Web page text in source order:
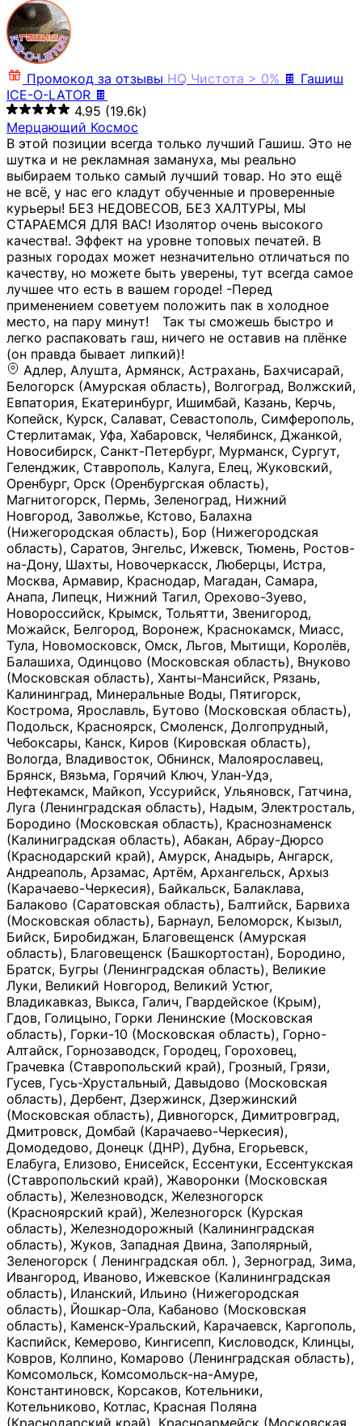
Промокод за отзывы HQ Чистота > 0% 🍫 Гашиш
ICE-O-LATOR 🍫
4.95 (19.6k)
Мерцающий Космос
В этой позиции всегда только лучший Гашиш. Это не
шутка и не рекламная замануха, мы реально
выбираем только самый лучший товар. Но это ещё
не всё, у нас его кладут обученные и проверенные
курьеры! БЕЗ НЕДОВЕСОВ, БЕЗ ХАЛТУРЫ, МЫ
СТАРАЕМСЯ ДЛЯ ВАС! Изолятор очень высокого
качества!. Эффект на уровне топовых печатей. В
разных городах может незначительно отличаться по
качеству, но можете быть уверены, тут всегда самое
лучшее что есть в вашем городе! -Перед
применением советуем положить пак в холодное
место, на пару минут!⠀ Так ты сможешь быстро и
легко распаковать гаш, ничего не оставив на плёнке
(он правда бывает липкий)!
Адлер, Алушта, Армянск, Астрахань, Бахчисарай,
Белогорск (Амурская область), Волгоград, Волжский,
Евпатория, Екатеринбург, Ишимбай, Казань, Керчь,
Копейск, Курск, Салават, Севастополь, Симферополь,
Стерлитамак, Уфа, Хабаровск, Челябинск, Джанкой,
Новосибирск, Санкт-Петербург, Мурманск, Сургут,
Геленджик, Ставрополь, Калуга, Елец, Жуковский,
Оренбург, Орск (Оренбургская область),
Магнитогорск, Пермь, Зеленоград, Нижний
Новгород, Заволжье, Кстово, Балахна
(Нижегородская область), Бор (Нижегородская
область), Саратов, Энгельс, Ижевск, Тюмень, Ростов-
на-Дону, Шахты, Новочеркасск, Люберцы, Истра,
Москва, Армавир, Краснодар, Магадан, Самара,
Анапа, Липецк, Нижний Тагил, Орехово-Зуево,
Новороссийск, Крымск, Тольятти, Звенигород,
Можайск, Белгород, Воронеж, Краснокамск, Миасс,
Тула, Новомосковск, Омск, Льгов, Мытищи, Королёв,
Балашиха, Одинцово (Московская область), Внуково
(Московская область), Ханты-Мансийск, Рязань,
Калининград, Минеральные Воды, Пятигорск,
Кострома, Ярославль, Бутово (Московская область),
Подольск, Красноярск, Смоленск, Долгопрудный,
Чебоксары, Канск, Киров (Кировская область),
Вологда, Владивосток, Обнинск, Малоярославец,
Брянск, Вязьма, Горячий Ключ, Улан-Удэ,
Нефтекамск, Майкоп, Уссурийск, Ульяновск, Гатчина,
Луга (Ленинградская область), Надым, Электросталь,
Бородино (Московская область), Краснознаменск
(Калиниградская область), Абакан, Абрау-Дюрсо
(Краснодарский край), Амурск, Анадырь, Ангарск,
Андреаполь, Арзамас, Артём, Архангельск, Архыз
(Карачаево-Черкесия), Байкальск, Балаклава,
Балаково (Саратовская область), Балтийск, Барвиха
(Московская область), Барнаул, Беломорск, Кызыл,
Бийск, Биробиджан, Благовещенск (Амурская
область), Благовещенск (Башкортостан), Бородино,
Братск, Бугры (Ленинградская область), Великие
Луки, Великий Новгород, Великий Устюг,
Владикавказ, Выкса, Галич, Гвардейское (Крым),
Гдов, Голицыно, Горки Ленинские (Московская
область), Горки-10 (Московская область), Горно-
Алтайск, Горнозаводск, Городец, Гороховец,
Грачевка (Ставропольский край), Грозный, Грязи,
Гусев, Гусь-Хрустальный, Давыдово (Московская
область), Дербент, Дзержинск, Дзержинский
(Московская область), Дивногорск, Димитровград,
Дмитровск, Домбай (Карачаево-Черкесия),
Домодедово, Донецк (ДНР), Дубна, Егорьевск,
Елабуга, Елизово, Енисейск, Ессентуки, Ессентукская
(Ставропольский край), Жаворонки (Московская
область), Железноводск, Железногорск
(Красноярский край), Железногорск (Курская
область), Железнодорожный (Калининградская
область), Жуков, Западная Двина, Заполярный,
Зеленогорск ( Ленинградская обл. ), Зерноград, Зима,
Ивангород, Иваново, Ижевское (Калининградская
область), Иланский, Ильино (Нижегородская
область), Йошкар-Ола, Кабаново (Московская
область), Каменск-Уральский, Карачаевск, Каргополь,
Каспийск, Кемерово, Кингисепп, Кисловодск, Клинцы,
Ковров, Колпино, Комарово (Ленинградская область),
Комсомольск, Комсомольск-на-Амуре,
Константиновск, Корсаков, Котельники,
Котельниково, Котлас, Красная Поляна
(Краснодарский край), Красноармейск (Московская